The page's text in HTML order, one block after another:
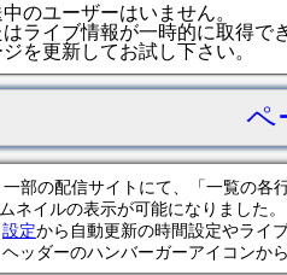
のユーザーはいません。
はライブ情報が一時的に取得で
を更新してお試し下さい。
ペ
一部の配信サイトにて、「一覧の各
ネイルの表示が可能になりました。
設定から自動更新の時間設定やライ
ヘッダーのハンバーガーアイコンか